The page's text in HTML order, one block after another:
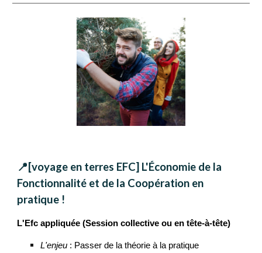
📍[voyage en terres EFC] L'Économie de la
Fonctionnalité et de la Coopération en
pratique !
L'Efc appliquée (Session collective ou en tête-à-tête)
L'enjeu : Passer de la théorie à la pratique